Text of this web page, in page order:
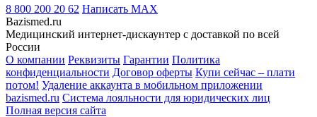
8 800 200 20 62 Написать MAX
Bazismed.ru
Медицинский интернет-дискаунтер с доставкой по всей
России
О компании Реквизиты Гарантии Политика
конфиденциальности Договор оферты Купи сейчас – плати
потом! Удаление аккаунта в мобильном приложении
bazismed.ru Система лояльности для юридических лиц
Полная версия сайта